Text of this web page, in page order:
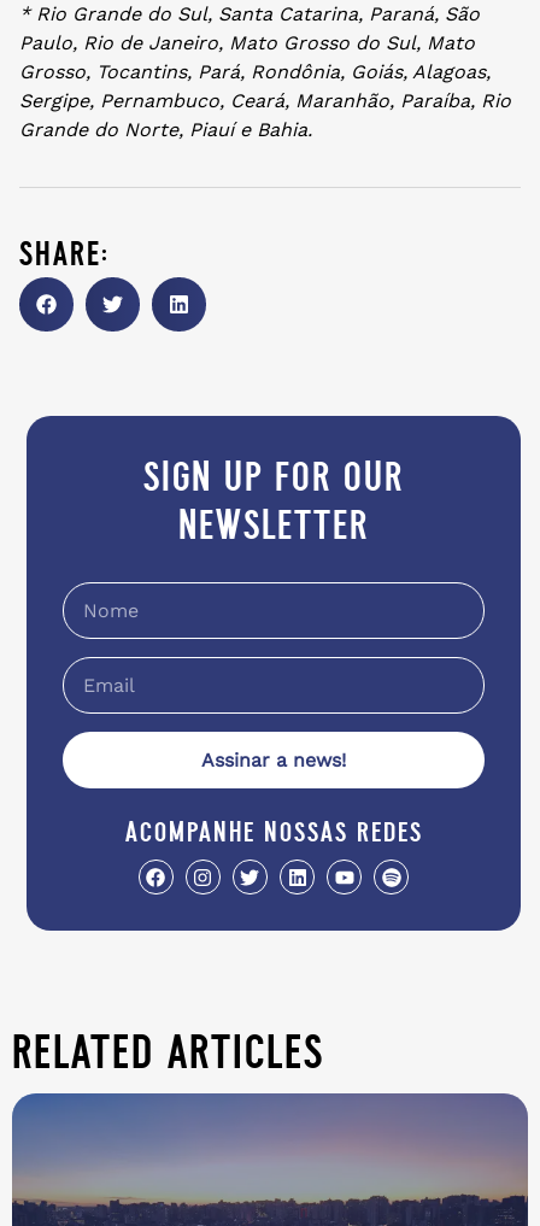
* Rio Grande do Sul, Santa Catarina, Paraná, São
Paulo, Rio de Janeiro, Mato Grosso do Sul, Mato
Grosso, Tocantins, Pará, Rondônia, Goiás, Alagoas,
Sergipe, Pernambuco, Ceará, Maranhão, Paraíba, Rio
Grande do Norte, Piauí e Bahia.
share:
sign up for our
newsletter
Assinar a news!
acompanhe nossas redes
related articles